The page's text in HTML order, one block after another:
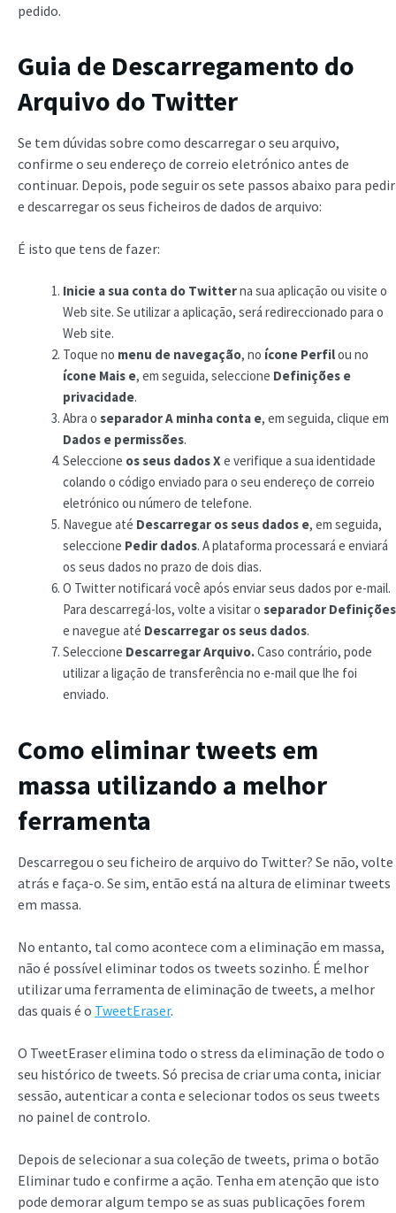
pedido.
Guia de Descarregamento do
Arquivo do Twitter
Se tem dúvidas sobre como descarregar o seu arquivo,
confirme o seu endereço de correio eletrónico antes de
continuar. Depois, pode seguir os sete passos abaixo para pedir
e descarregar os seus ficheiros de dados de arquivo:
É isto que tens de fazer:
Inicie a sua conta do Twitterna sua aplicação ou visite o
Web site. Se utilizar a aplicação, será redireccionado para o
Web site.
Toque no menu de navegação, no ícone Perfilou no
ícone Mais e, em seguida, seleccione Definições e
privacidade.
Abra o separador A minha conta e, em seguida, clique em
Dados e permissões.
Seleccione os seus dados X e verifique a sua identidade
colando o código enviado para o seu endereço de correio
eletrónico ou número de telefone.
Navegue até Descarregar os seus dados e, em seguida,
seleccione Pedir dados. A plataforma processará e enviará
os seus dados no prazo de dois dias.
O Twitter notificará você após enviar seus dados por e-mail.
Para descarregá-los, volte a visitar o separador Definições
e navegue até Descarregar os seus dados.
Seleccione Descarregar Arquivo.Caso contrário, pode
utilizar a ligação de transferência no e-mail que lhe foi
enviado.
Como eliminar tweets em
massa utilizando a melhor
ferramenta
Descarregou o seu ficheiro de arquivo do Twitter? Se não, volte
atrás e faça-o. Se sim, então está na altura de eliminar tweets
em massa.
No entanto, tal como acontece com a eliminação em massa,
não é possível eliminar todos os tweets sozinho. É melhor
utilizar uma ferramenta de eliminação de tweets, a melhor
das quais é o TweetEraser.
O TweetEraser elimina todo o stress da eliminação de todo o
seu histórico de tweets. Só precisa de criar uma conta, iniciar
sessão, autenticar a conta e selecionar todos os seus tweets
no painel de controlo.
Depois de selecionar a sua coleção de tweets, prima o botão
Eliminar tudo e confirme a ação. Tenha em atenção que isto
pode demorar algum tempo se as suas publicações forem